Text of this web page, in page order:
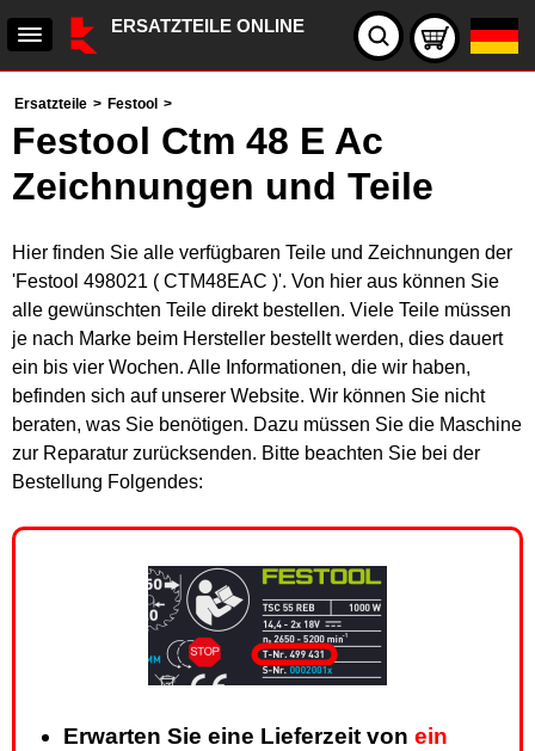
ERSATZTEILE ONLINE
Ersatzteile > Festool >
Festool Ctm 48 E Ac
Zeichnungen und Teile
Hier finden Sie alle verfügbaren Teile und Zeichnungen der
'Festool 498021 ( CTM48EAC )'. Von hier aus können Sie
alle gewünschten Teile direkt bestellen. Viele Teile müssen
je nach Marke beim Hersteller bestellt werden, dies dauert
ein bis vier Wochen. Alle Informationen, die wir haben,
befinden sich auf unserer Website. Wir können Sie nicht
beraten, was Sie benötigen. Dazu müssen Sie die Maschine
zur Reparatur zurücksenden. Bitte beachten Sie bei der
Bestellung Folgendes:
Erwarten Sie eine Lieferzeit von ein